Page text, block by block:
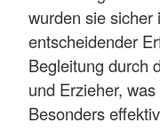
wurden sie sicher
entscheidender
Begleitung durch
und Erzieher,
Besonders